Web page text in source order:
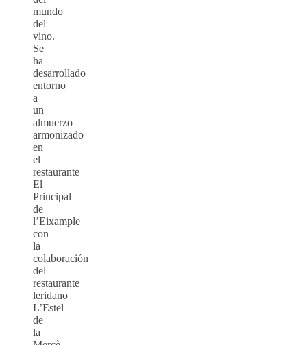
mundo
del
vino.
Se
ha
desarrollado
entorno
a
un
almuerzo
armonizado
en
el
restaurante
El
Principal
de
l’Eixample
con
la
colaboración
del
restaurante
leridano
L’Estel
de
la